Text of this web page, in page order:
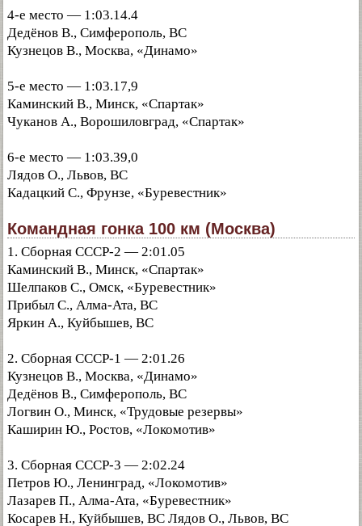
4-е место — 1:03.14.4
Дедёнов В., Симферополь, ВС
Кузнецов В., Москва, «Динамо»
5-е место — 1:03.17,9
Каминский В., Минск, «Спартак»
Чуканов А., Ворошиловград, «Спартак»
6-е место — 1:03.39,0
Лядов О., Львов, ВС
Кадацкий С., Фрунзе, «Буревестник»
Командная гонка 100 км (Москва)
1. Сборная СССР-2 — 2:01.05
Каминский В., Минск, «Спартак»
Шелпаков С., Омск, «Буревестник»
Прибыл С., Алма-Ата, ВС
Яркин А., Куйбышев, ВС
2. Сборная СССР-1 — 2:01.26
Кузнецов В., Москва, «Динамо»
Дедёнов В., Симферополь, ВС
Логвин О., Минск, «Трудовые резервы»
Каширин Ю., Ростов, «Локомотив»
3. Сборная СССР-3 — 2:02.24
Петров Ю., Ленинград, «Локомотив»
Лазарев П., Алма-Ата, «Буревестник»
Косарев Н., Куйбышев, ВС Лядов О., Львов, ВС